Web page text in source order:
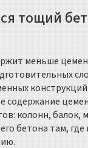
тощий
меньше
содержание
колонн, балок,
бетона там, где